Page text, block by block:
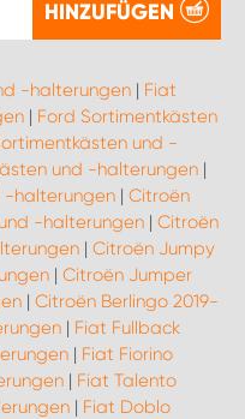
HINZUFÜGEN
-halterungen| Fiat
| Ford Sortimentkästen
und -
und -halterungen|
-halterungen| Citroën
-halterungen | Citroën
| Citroën Jumpy
| Citroën Jumper
| Citroën Berlingo 2019-
| Fiat Fullback
| Fiat Fiorino
| Fiat Talento
| Fiat Doblo